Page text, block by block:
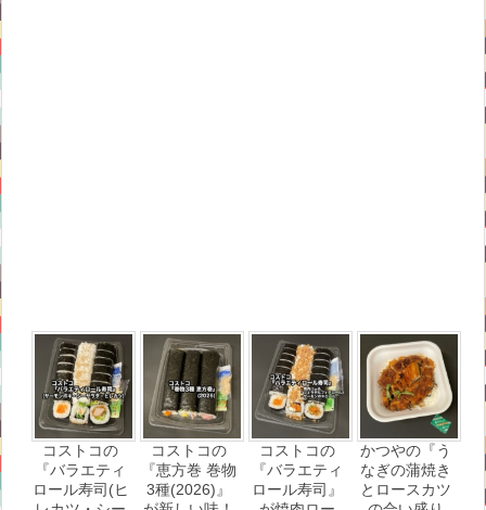
コストコの
『バラエティ
ロール寿司(ヒ
コストコの
『恵方巻 巻物
3種(2026)』
コストコの
『バラエティ
ロール寿司』
かつやの『う
なぎの蒲焼き
とロースカツ